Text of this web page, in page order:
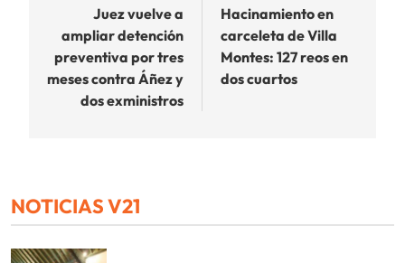
entradas
Juez vuelve a
ampliar detención
preventiva por tres
meses contra Áñez y
dos exministros
Hacinamiento en
carceleta de Villa
Montes: 127 reos en
dos cuartos
NOTICIAS V21